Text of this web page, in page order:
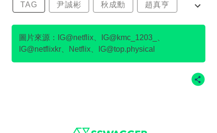
TAG 尹誠彬 秋成勳 趙真亨
金民澈
圖片來源：IG@netflix、IG@kmc_1203_、
IG@netflixkr、Netflix、IG@top.physical